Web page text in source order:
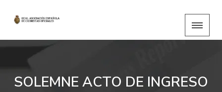
SOLEMNE ACTO DE INGRESO